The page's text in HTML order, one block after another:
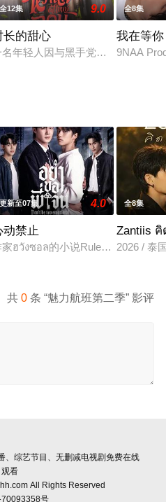
仅仅是爱情生活的起点。未来
全12集 9.0
长的甜心
名年轻人因与黑手党老大儿子的女
全8集
我在等你
9NAA
了别错过》。
更新至07集 4.0
动禁止
家ฮวังซอล的小说Rule No.1: Don't
全8集
Zantiis คิ
2026 / 泰
共0 条 “魅力航班第二季” 影评
、综艺节目、无删减电视剧免费在线
观看
All Rights Reserved
70093358号